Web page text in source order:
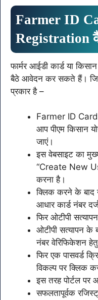
Farmer ID
Registration
फार्मर आईडी कार्ड या
बैठे आवेदन कर सकते हैं।
प्रकार है –
Farmer ID
आप पीएम किसान
जाएं।
इस वेबसाइट का
“Create New
करना है।
क्लिक करने के बाद
आधार कार्ड नंबर
फिर ओटीपी
ओटीपी सत्यापन के
नंबर वेरिफिकेशन हेतु
फिर एक पासवर्ड
विकल्प पर क्लिक
इस तरह पोर्टल पर
सफलतापूर्वक